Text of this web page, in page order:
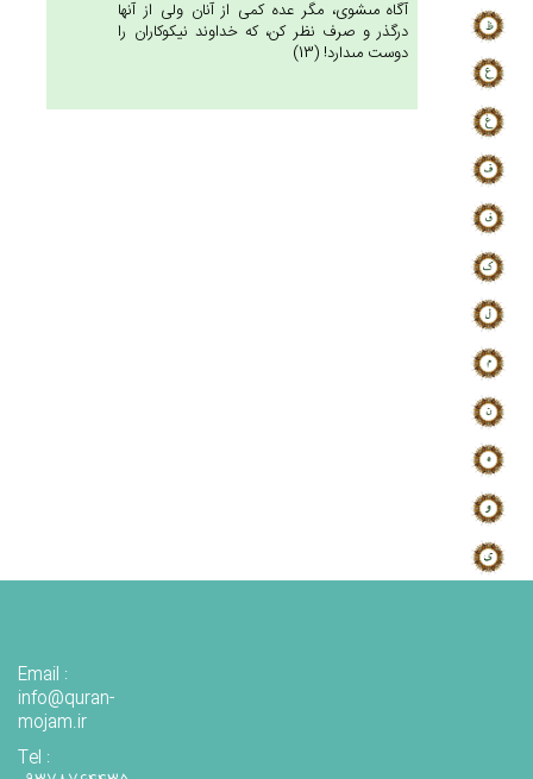
آگاه مى‏شوى، مگر عده كمى از آنان ولى از آنها
درگذر و صرف نظر كن، كه خداوند نيكوكاران را
دوست مى‏دارد! (13)
Email :
info@quran-
mojam.ir
Tel :